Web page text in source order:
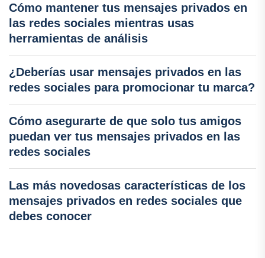
Cómo mantener tus mensajes privados en
las redes sociales mientras usas
herramientas de análisis
¿Deberías usar mensajes privados en las
redes sociales para promocionar tu marca?
Cómo asegurarte de que solo tus amigos
puedan ver tus mensajes privados en las
redes sociales
Las más novedosas características de los
mensajes privados en redes sociales que
debes conocer